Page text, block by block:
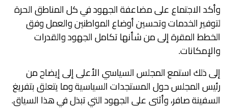
وأكد الاجتماع على مضاعفة الجهود في كل المناطق الحرة
لتوفير الخدمات وتحسين أوضاع المواطنين والعمل وفق
الخطط المقرة إلى من شأنها تكامل الجهود والقدرات
والإمكانات.
إلى ذلك استمع المجلس السياسي الأعلى إلى إيضاح من
رئيس المجلس حول المستجدات السياسية وما يتعلق بتفريغ
السفينة صافر، وأثنى على الجهود التي تبذل في هذا السياق.